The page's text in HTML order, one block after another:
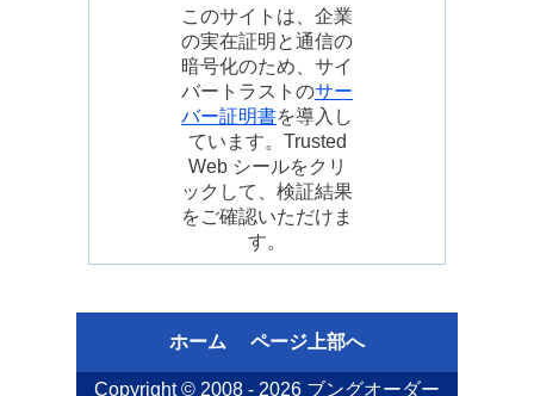
このサイトは、企業
の実在証明と通信の
暗号化のため、サイ
バートラストのサー
バー証明書を導入し
ています。Trusted
Web シールをクリ
ックして、検証結果
をご確認いただけま
す。
ホーム ページ上部へ
Copyright © 2008 - 2026 ブングオーダー